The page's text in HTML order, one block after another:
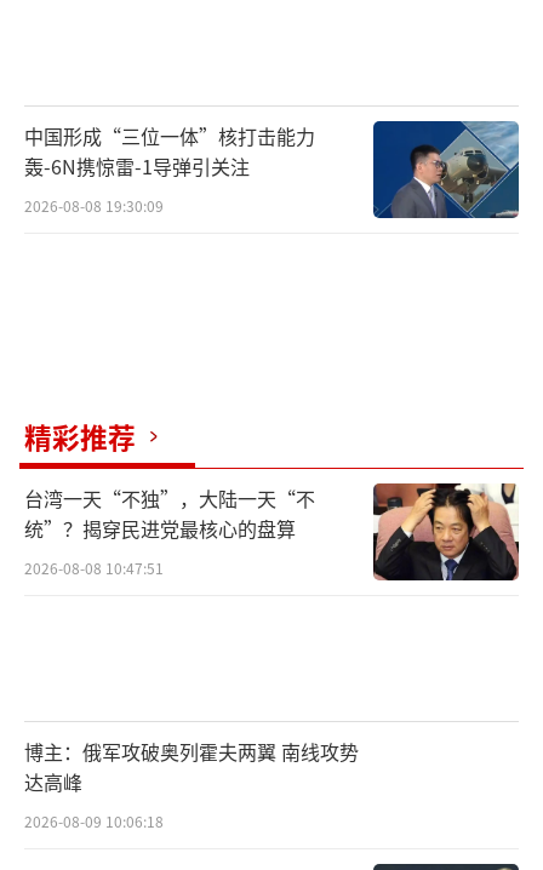
中国形成“三位一体”核打击能力
轰-6N携惊雷-1导弹引关注
2026-08-08 19:30:09
精彩推荐
台湾一天“不独”，大陆一天“不
统”？揭穿民进党最核心的盘算
2026-08-08 10:47:51
博主：俄军攻破奥列霍夫两翼 南线攻势
达高峰
2026-08-09 10:06:18